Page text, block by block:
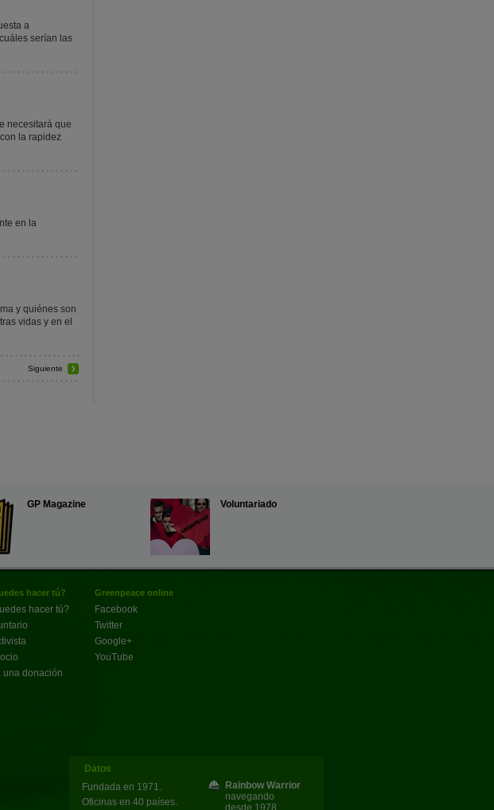
a
serían las
necesitará que
la rapidez
en la
y quiénes son
vidas y en el
Siguiente
GP Magazine Voluntariado
hacer tú?
hacer tú?
una donación
Greenpeace online
Facebook
Twitter
Google+
YouTube
Datos
Fundada en 1971.
Oficinas en 40 países.
Rainbow Warrior
navegando
desde 1978.